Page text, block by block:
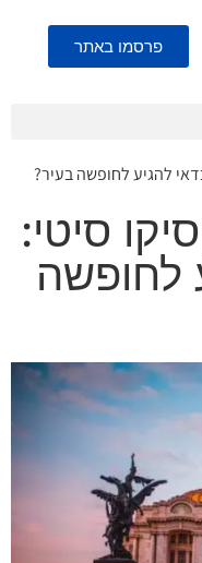
פרסמו באתר
להגיע לחופשה בעיר?
סיטי:
לחופשה